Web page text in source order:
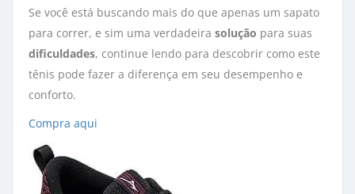
Se você está buscando mais do que apenas um sapato
para correr, e sim uma verdadeira solução para suas
dificuldades, continue lendo para descobrir como este
tênis pode fazer a diferença em seu desempenho e
conforto.
Compra aqui